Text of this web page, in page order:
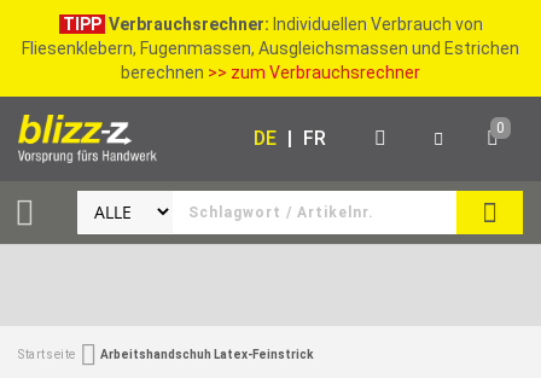
TIPP Verbrauchsrechner: Individuellen Verbrauch von
Fliesenklebern, Fugenmassen, Ausgleichsmassen und Estrichen
berechnen >> zum Verbrauchsrechner
SUCHE
DE | FR 0
Startseite Arbeitshandschuh Latex-Feinstrick